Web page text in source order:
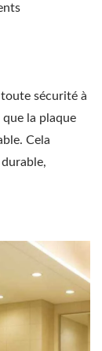
sécurité à
la plaque
Cela